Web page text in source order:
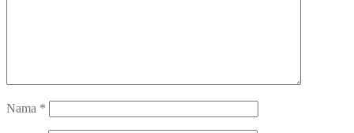
Nama *